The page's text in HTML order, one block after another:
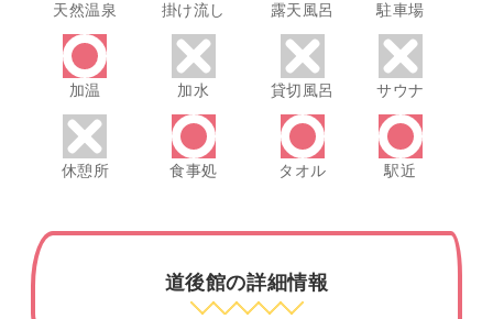
天然温泉 掛け流し 露天風呂 駐車場
加温 加水 貸切風呂 サウナ
休憩所 食事処 タオル 駅近
道後館の詳細情報